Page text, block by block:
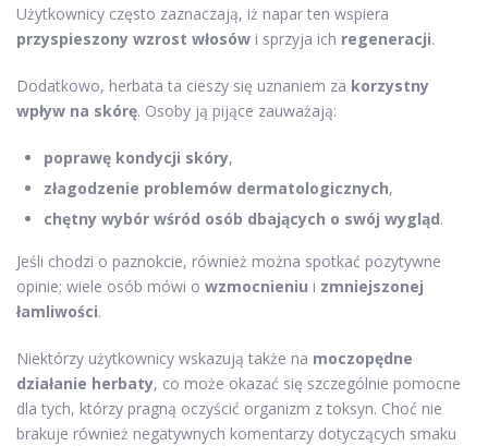
Użytkownicy często zaznaczają, iż napar ten wspiera
przyspieszony wzrost włosów i sprzyja ich regeneracji.
Dodatkowo, herbata ta cieszy się uznaniem za korzystny
wpływ na skórę. Osoby ją pijące zauważają:
poprawę kondycji skóry,
złagodzenie problemów dermatologicznych,
chętny wybór wśród osób dbających o swój wygląd.
Jeśli chodzi o paznokcie, również można spotkać pozytywne
opinie; wiele osób mówi o wzmocnieniu i zmniejszonej
łamliwości.
Niektórzy użytkownicy wskazują także na moczopędne
działanie herbaty, co może okazać się szczególnie pomocne
dla tych, którzy pragną oczyścić organizm z toksyn. Choć nie
brakuje również negatywnych komentarzy dotyczących smaku